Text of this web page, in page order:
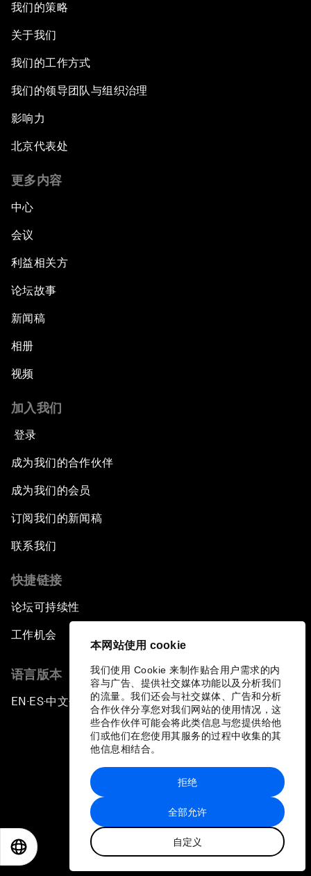
本网站使用 cookie
我们使用 Cookie 来制作贴合用户需求的内
容与广告、提供社交媒体功能以及分析我们
的流量。我们还会与社交媒体、广告和分析
合作伙伴分享您对我们网站的使用情况，这
些合作伙伴可能会将此类信息与您提供给他
们或他们在您使用其服务的过程中收集的其
他信息相结合。
全部允许
自定义
拒绝
我们的策略
关于我们
我们的工作方式
我们的领导团队与组织治理
影响力
北京代表处
更多内容
中心
会议
利益相关方
论坛故事
新闻稿
相册
视频
加入我们
登录
成为我们的合作伙伴
成为我们的会员
订阅我们的新闻稿
联系我们
快捷链接
论坛可持续性
工作机会
语言版本
EN ▪ES▪中文▪ 日本語
站点地图
世界经济论坛